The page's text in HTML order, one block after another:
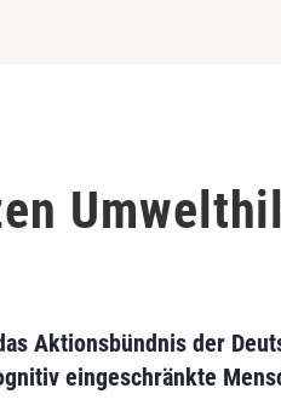
Aktionsbündnis der
eingeschränkte